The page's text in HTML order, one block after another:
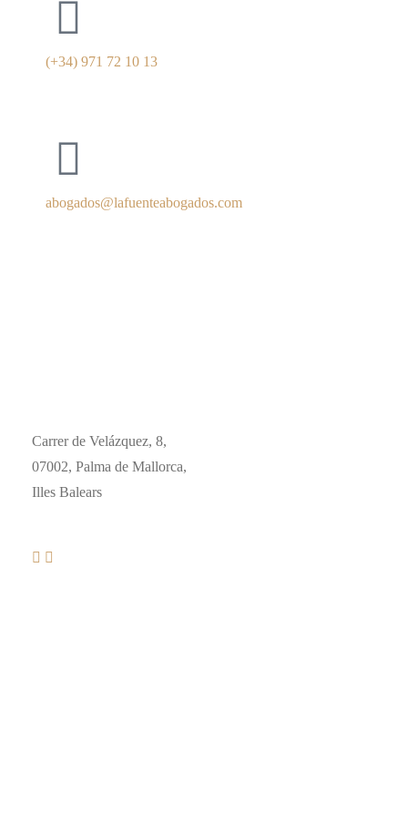
(+34) 971 72 10 13
abogados@lafuenteabogados.com
Carrer de Velázquez, 8,
07002, Palma de Mallorca,
Illes Balears